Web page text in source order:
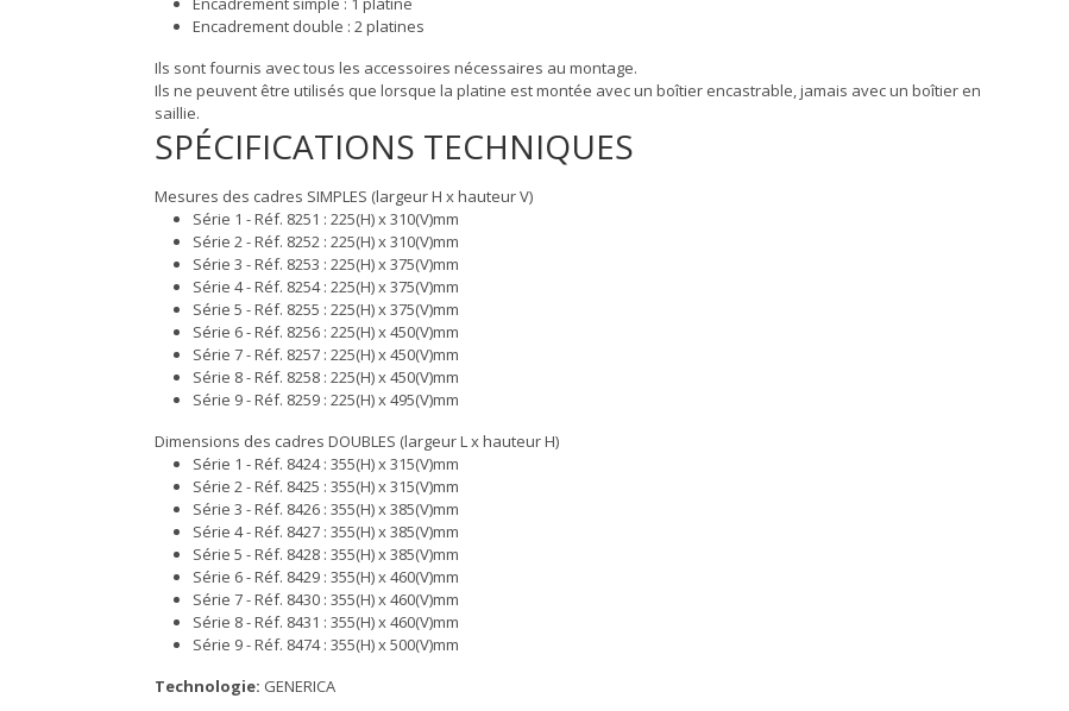
Encadrement double : 2 platines
Ils sont fournis avec tous les accessoires nécessaires au montage.
Ils ne peuvent être utilisés que lorsque la platine est montée avec un boîtier encastrable, jamais avec un boîtier en
saillie.
SPÉCIFICATIONS TECHNIQUES
Mesures des cadres SIMPLES (largeur H x hauteur V)
Série 1 - Réf. 8251 : 225(H) x 310(V)mm
Série 2 - Réf. 8252 : 225(H) x 310(V)mm
Série 3 - Réf. 8253 : 225(H) x 375(V)mm
Série 4 - Réf. 8254 : 225(H) x 375(V)mm
Série 5 - Réf. 8255 : 225(H) x 375(V)mm
Série 6 - Réf. 8256 : 225(H) x 450(V)mm
Série 7 - Réf. 8257 : 225(H) x 450(V)mm
Série 8 - Réf. 8258 : 225(H) x 450(V)mm
Série 9 - Réf. 8259 : 225(H) x 495(V)mm
Dimensions des cadres DOUBLES (largeur L x hauteur H)
Série 1 - Réf. 8424 : 355(H) x 315(V)mm
Série 2 - Réf. 8425 : 355(H) x 315(V)mm
Série 3 - Réf. 8426 : 355(H) x 385(V)mm
Série 4 - Réf. 8427 : 355(H) x 385(V)mm
Série 5 - Réf. 8428 : 355(H) x 385(V)mm
Série 6 - Réf. 8429 : 355(H) x 460(V)mm
Série 7 - Réf. 8430 : 355(H) x 460(V)mm
Série 8 - Réf. 8431 : 355(H) x 460(V)mm
Série 9 - Réf. 8474 : 355(H) x 500(V)mm
Technologie: GENERICA